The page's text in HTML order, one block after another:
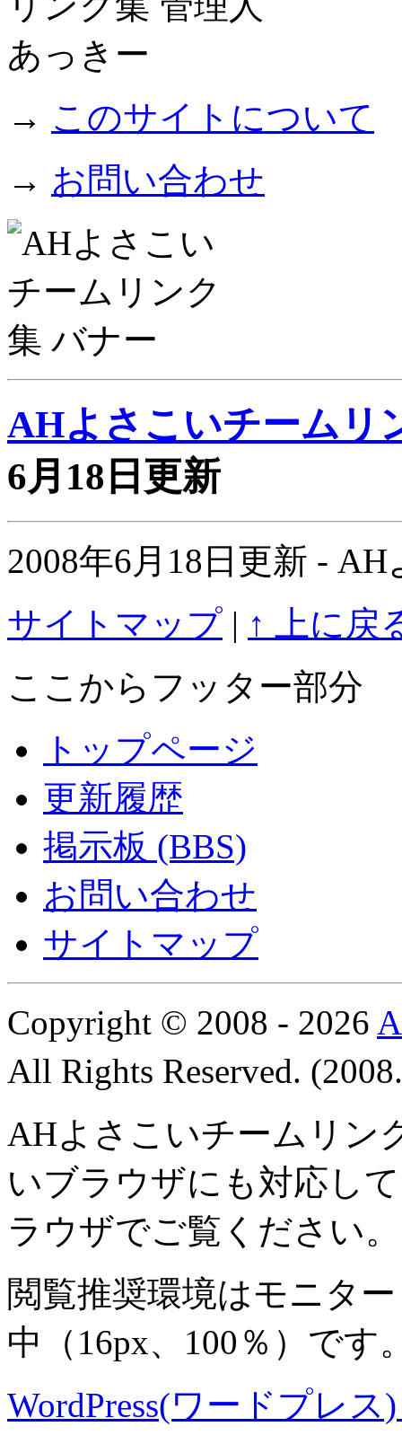
→ このサイトについて
→ お問い合わせ
AHよさこいチームリ
6月18日更新
2008年6月18日更新 -
サイトマップ | ↑ 上に戻
ここからフッター部分
トップページ
更新履歴
掲示板 (BBS)
お問い合わせ
サイトマップ
Copyright © 2008 - 2026
All Rights Reserved.
AHよさこいチームリン
いブラウザにも対応し
ラウザでご覧ください。
閲覧推奨環境はモニター
中
（16px、100％）です
WordPress(ワードプレス)